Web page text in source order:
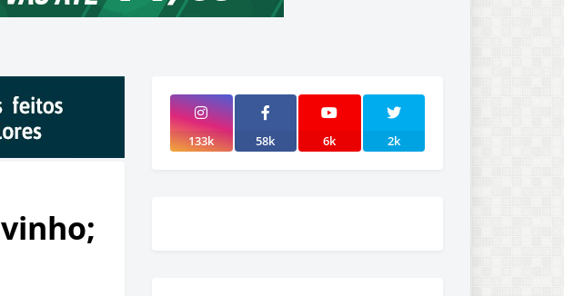
133k 58k 6k 2k